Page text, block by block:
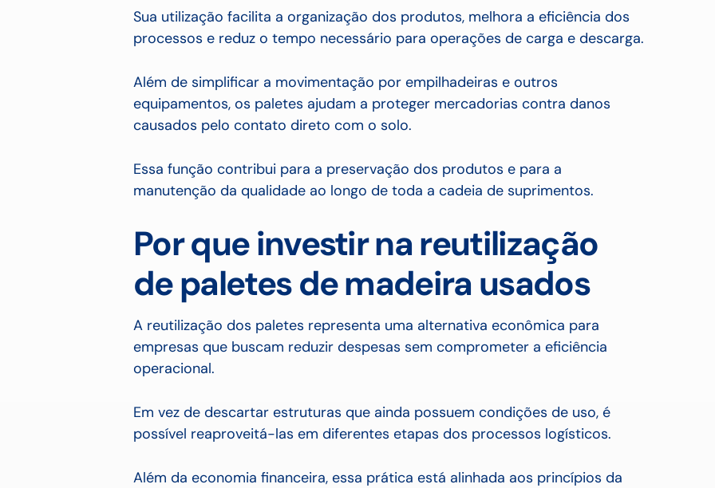
Sua utilização facilita a organização dos produtos, melhora a eficiência dos
processos e reduz o tempo necessário para operações de carga e descarga.
Além de simplificar a movimentação por empilhadeiras e outros
equipamentos, os paletes ajudam a proteger mercadorias contra danos
causados pelo contato direto com o solo.
Essa função contribui para a preservação dos produtos e para a
manutenção da qualidade ao longo de toda a cadeia de suprimentos.
Por que investir na reutilização
de paletes de madeira usados
A reutilização dos paletes representa uma alternativa econômica para
empresas que buscam reduzir despesas sem comprometer a eficiência
operacional.
Em vez de descartar estruturas que ainda possuem condições de uso, é
possível reaproveitá-las em diferentes etapas dos processos logísticos.
Além da economia financeira, essa prática está alinhada aos princípios da